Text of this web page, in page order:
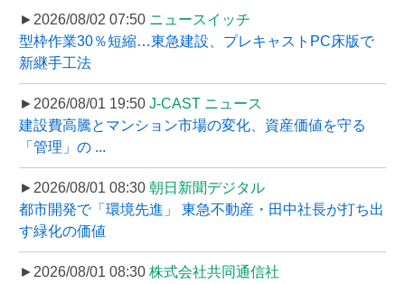
►2026/08/02 07:50 ニュースイッチ
型枠作業30％短縮…東急建設、プレキャストPC床版で
新継手工法
►2026/08/01 19:50 J-CAST ニュース
建設費高騰とマンション市場の変化、資産価値を守る
「管理」の ...
►2026/08/01 08:30 朝日新聞デジタル
都市開発で「環境先進」 東急不動産・田中社長が打ち出
す緑化の価値
►2026/08/01 08:30 株式会社共同通信社